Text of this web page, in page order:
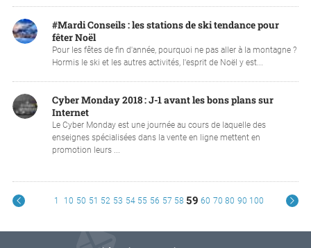
#Mardi Conseils : les stations de ski tendance pour
fêter Noël
Pour les fêtes de fin d'année, pourquoi ne pas aller à la montagne ?
Hormis le ski et les autres activités, l'esprit de Noël y est...
Cyber Monday 2018 : J-1 avant les bons plans sur
Internet
Le Cyber Monday est une journée au cours de laquelle des
enseignes spécialisées dans la vente en ligne mettent en
promotion leurs ...
1 10 50 51 52 53 54 55 56 57 58 59 60 70 80 90 100